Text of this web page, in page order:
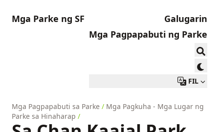
Mga Parke ng SF
Galugarin
Mga Pagpapabuti ng Parke
FIL
Mga Pagpapabuti sa Parke / Mga Pagkuha - Mga Lugar ng
Parke sa Hinaharap /